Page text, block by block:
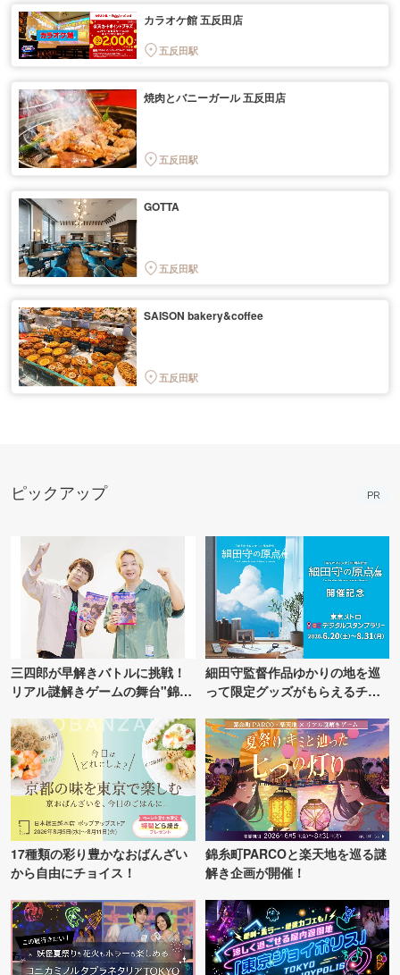
カラオケ館 五反田店
五反田駅
焼肉とバニーガール 五反田店
五反田駅
GOTTA
五反田駅
SAISON bakery&coffee
五反田駅
ピックアップ PR
三四郎が早解きバトルに挑戦！
リアル謎解きゲームの舞台"錦糸
細田守監督作品ゆかりの地を巡
って限定グッズがもらえるチャ
17種類の彩り豊かなおばんざい
から自由にチョイス！
錦糸町PARCOと楽天地を巡る謎
解き企画が開催！